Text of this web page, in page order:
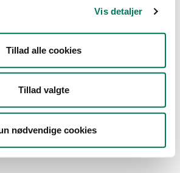
Vis detaljer
Tillad alle cookies
Tillad valgte
nødvendige cookies
Måned